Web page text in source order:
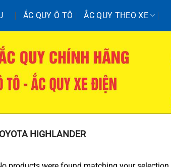
ẮC QUY Ô TÔ ẮC QUY THEO XE
HIGHLANDER